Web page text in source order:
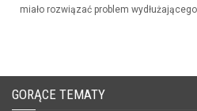
miało rozwiązać problem
GORĄCE TEMATY